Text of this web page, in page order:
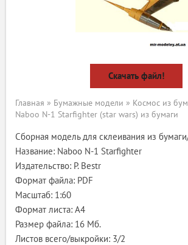
Скачать файл!
Главная » Бумажные модели » Космос из
Naboo N-1 Starfighter (star wars) из бумаги
Сборная модель для склеивания из
Название: Naboo N-1 Starfighter
Издательство: P. Bestr
Формат файла: PDF
Масштаб: 1:60
Формат листа: А4
Размер файла: 16 Мб.
Листов всего/выкройки: 3/2